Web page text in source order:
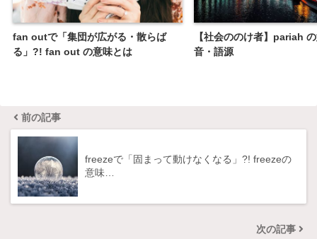
fan outで「集団が広がる・散らば
る」?! fan out の意味とは
【社会ののけ者】pariah
音・語源
前の記事
freezeで「固まって動けなくなる」?! freezeの
意味…
次の記事